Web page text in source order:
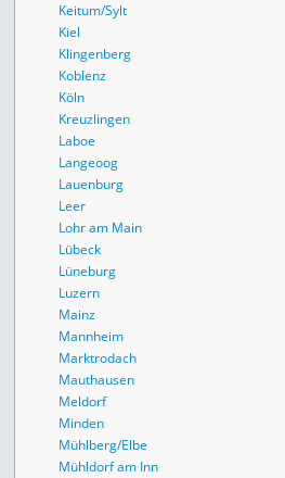
Keitum/Sylt
Kiel
Klingenberg
Koblenz
Köln
Kreuzlingen
Laboe
Langeoog
Lauenburg
Leer
Lohr am Main
Lübeck
Lüneburg
Luzern
Mainz
Mannheim
Marktrodach
Mauthausen
Meldorf
Minden
Mühlberg/Elbe
Mühldorf am Inn